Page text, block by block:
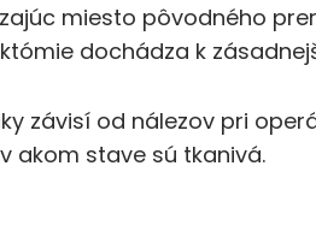
miesto pôvodného
dochádza k
závisí od nálezov pri
akom stave sú tkanivá.